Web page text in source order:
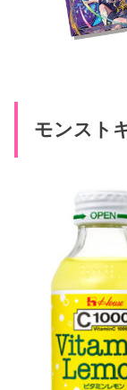
モンスト